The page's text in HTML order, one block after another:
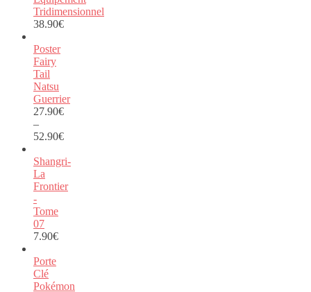
Tridimensionnel
38.90€
Poster
Fairy
Tail
Natsu
Guerrier
27.90€
–
52.90€
Shangri-
La
Frontier
-
Tome
07
7.90€
Porte
Clé
Pokémon